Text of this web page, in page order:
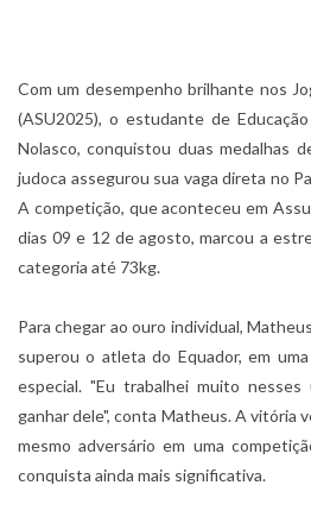
Com um desempenho brilhante nos
(ASU2025), o estudante de
Nolasco, conquistou duas medalhas
judoca assegurou sua vaga direta no
A competição, que aconteceu em
dias 09 e 12 de agosto, marcou a
categoria até 73kg.
Para chegar ao ouro individual,
superou o atleta do Equador, em
especial. "Eu trabalhei muito
ganhar dele", conta Matheus. A vitória
mesmo adversário em uma
conquista ainda mais significativa.